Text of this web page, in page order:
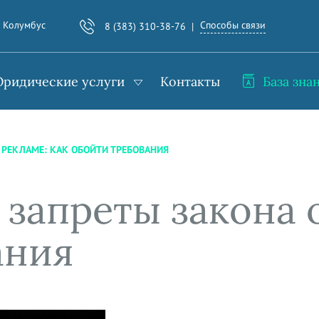
Колумбус 8 (383) 310-38-76 Способы связи
услуги Контакты База
КАК ОБОЙТИ ТРЕБОВАНИЯ
закона